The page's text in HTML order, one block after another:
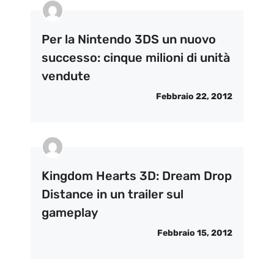
Per la Nintendo 3DS un nuovo
successo: cinque milioni di unità
vendute
Febbraio 22, 2012
Kingdom Hearts 3D: Dream Drop
Distance in un trailer sul
gameplay
Febbraio 15, 2012